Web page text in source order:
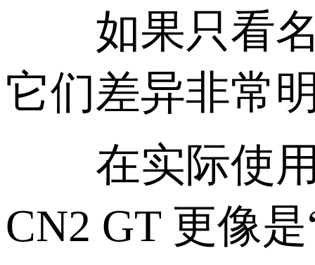
如果只看名
它们差异非常
在实际使用
CN2 GT 更像